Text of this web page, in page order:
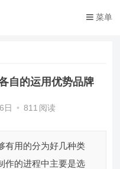
菜单
自的运用优势品牌
日 • 811 阅读
有用的分为好几种类
作的进程中主要是选